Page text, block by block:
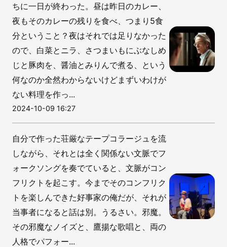
ちに一日が終わった。昼は昨日のカレー、
夜もそのカレーの残りを食べ、つまり5食
分ということ？夜はそれでは足りなかった
ので、白菜とニラ、さつまいもにぶなしめ
じと豚肉を、醤油とみりんで煮る、という
何なのか全然わからないけどまずいわけが
ない料理を作っ...
2024-10-09 16:27
自分で作った荘厳なテープコラージュを流
しながら、それとは全く関係ない文脈でフ
ォークソングを奏でていると、文脈がコン
フリクトを起こす。今までそのコンフリク
トを楽しんできた好事家の俺だが、それが
当事者になると話は別。うるさい。邪魔。
その邪魔なノイズと、鷹揚な歌唱と、両の
人格でパフォー...